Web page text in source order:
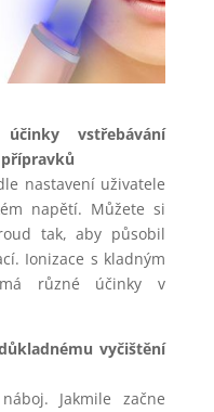
vstřebávání
nastavení uživatele
napětí. Můžete si
tak, aby působil
Ionizace s kladným
různé účinky v
vyčištění
Jakmile začne